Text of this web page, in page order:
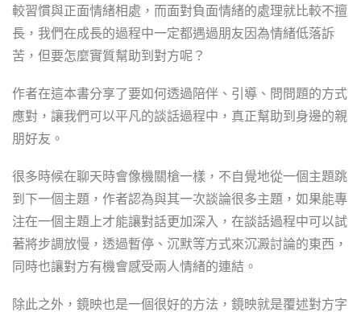
較習慣與正面情緒相處，而面對負面情緒的處理就比較不擅
長，我們在成長的過程中一定都遇過朋友因為情緒低落訴
苦，但要怎麼實質幫助到對方呢？
作者在這本書分享了要如何透過陪伴、引導、問問題的方式
應對，讓我們可以平凡的談話過程中，真正幫助到身邊的親
朋好友。
很多時候在聊天時會像機關槍一樣，不自覺地從一個主題跳
到下一個主題，作者認為與其一次談論很多主題，如果能專
注在一個主題上才能讓對話更加深入，在談話過程中可以試
著將步調放慢，透過暫停、沉默等方式來沉澱討論的東西，
同時也讓對方有機會感受兩人情緒的連結。
除此之外，鏡映也是一個很好的方法，鏡映就是覆述對方字